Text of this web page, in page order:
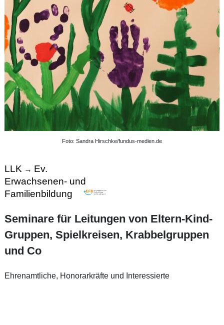
Foto: Sandra Hirschke/fundus-medien.de
LLK → Ev.
Erwachsenen- und
Familienbildung
Seminare für Leitungen von Eltern-Kind-
Gruppen, Spielkreisen, Krabbelgruppen
und Co
Ehrenamtliche, Honorarkräfte und Interessierte